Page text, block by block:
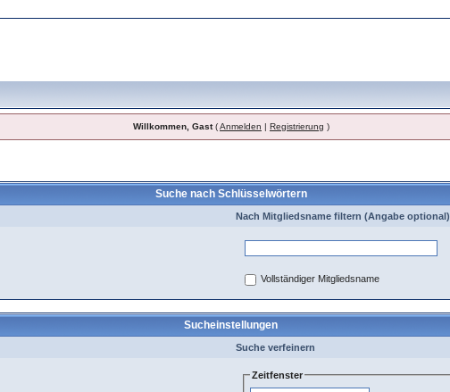
Willkommen, Gast(Anmelden | Registrierung )
Suche nach Schlüsselwörtern
Nach Mitgliedsname filtern (Angabe optional)
Vollständiger Mitgliedsname
Sucheinstellungen
Suche verfeinern
Zeitfenster